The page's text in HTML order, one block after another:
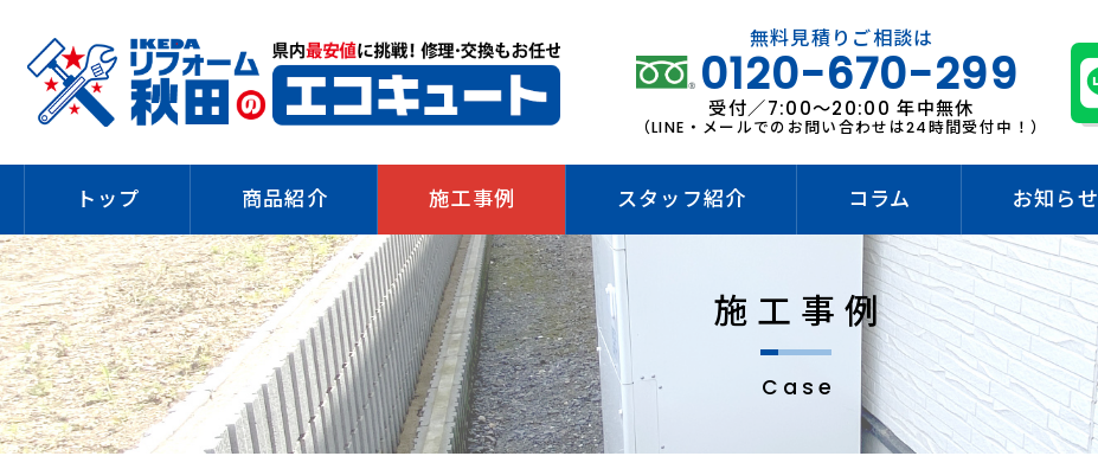
無料見積りご相談は
0120-670-299
受付／7:00～20:00 年中無休
（LINE・メールでのお問い合わせは24時間受付中！）
トップ 商品紹介 施工事例 スタッフ紹介 コラム お知らせ
施工事例
Case